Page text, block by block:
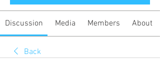
Discussion Media Members About
Back